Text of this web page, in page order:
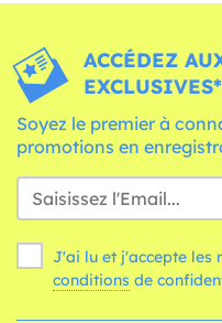
ACCÉDEZ
EXCLUSIVES*
Soyez le premier à
promotions en
J'ai lu et j'accepte les
conditions de